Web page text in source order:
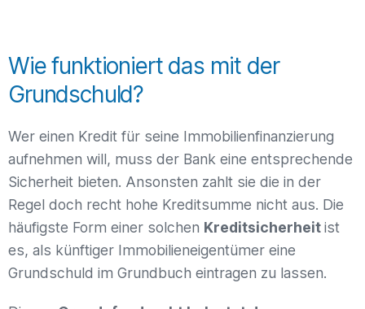
Wie funktioniert das mit der
Grundschuld?
Wer einen Kredit für seine Immobilienfinanzierung
aufnehmen will, muss der Bank eine entsprechende
Sicherheit bieten. Ansonsten zahlt sie die in der
Regel doch recht hohe Kreditsumme nicht aus. Die
häufigste Form einer solchen Kreditsicherheitist
es, als künftiger Immobilieneigentümer eine
Grundschuld im Grundbuch eintragen zu lassen.